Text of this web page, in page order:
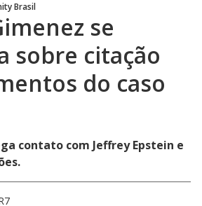
Brasil
se
sobre citação
do caso
contato com Jeffrey Epstein e